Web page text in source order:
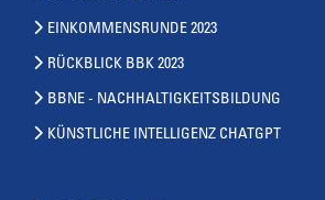
EINKOMMENSRUNDE 2023
RÜCKBLICK BBK 2023
BBNE - NACHHALTIGKEITSBILDUNG
KÜNSTLICHE INTELLIGENZ CHATGPT